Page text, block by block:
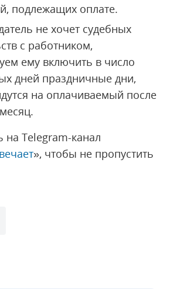
подлежащих оплате.
не хочет судебных
с работником,
ему включить в число
дней праздничные дни,
на оплачиваемый после
на Telegram-канал
», чтобы не пропустить